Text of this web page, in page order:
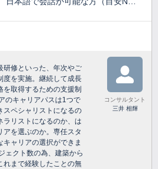
研修といった、年次やご
度を実施。継続して成長
取得するための支援制
のキャリアパスは1つで
スペシャリストになるの
ラリストになるのか、は
を選ぶのか。専任スタ
キャリアの選択ができま
ェクト数の為、建築から
れまで経験したことの無
コンサルタント
三井 相輝